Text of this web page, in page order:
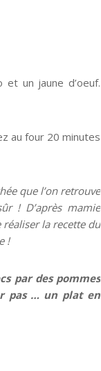
un jaune d’oeuf.
au four 20 minutes
que l’on retrouve
! D’après mamie
réaliser la recette du
!
par des pommes
pas … un plat en